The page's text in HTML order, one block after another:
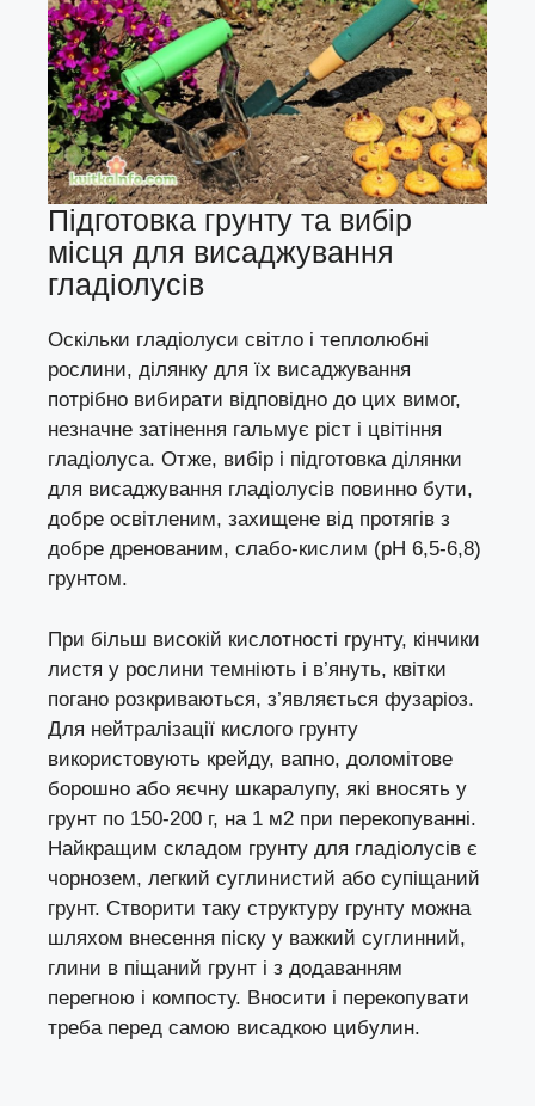
Підготовка грунту та вибір
місця для висаджування
гладіолусів
Оскільки гладіолуси світло і теплолюбні
рослини, ділянку для їх висаджування
потрібно вибирати відповідно до цих вимог,
незначне затінення гальмує ріст і цвітіння
гладіолуса. Отже, вибір і підготовка ділянки
для висаджування гладіолусів повинно бути,
добре освітленим, захищене від протягів з
добре дренованим, слабо-кислим (рН 6,5-6,8)
грунтом.
При більш високій кислотності грунту, кінчики
листя у рослини темніють і в’януть, квітки
погано розкриваються, з’являється фузаріоз.
Для нейтралізації кислого грунту
використовують крейду, вапно, доломітове
борошно або яєчну шкаралупу, які вносять у
грунт по 150-200 г, на 1 м2 при перекопуванні.
Найкращим складом грунту для гладіолусів є
чорнозем, легкий суглинистий або супіщаний
грунт. Створити таку структуру грунту можна
шляхом внесення піску у важкий суглинний,
глини в піщаний грунт і з додаванням
перегною і компосту. Вносити і перекопувати
треба перед самою висадкою цибулин.